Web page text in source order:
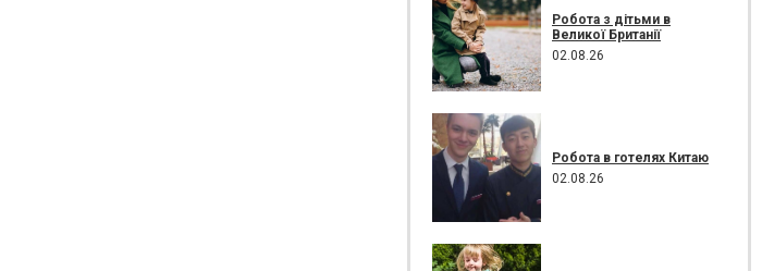
Робота з дітьми в
Великої Британії
02.08.26
Робота в готелях Китаю
02.08.26